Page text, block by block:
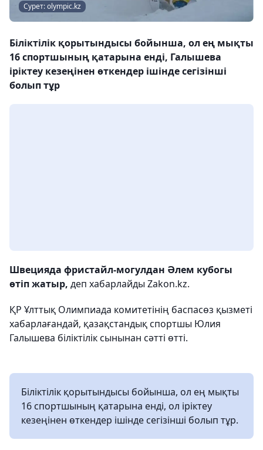
Сурет: olympic.kz
Біліктілік қорытындысы бойынша, ол ең мықты
16 спортшының қатарына енді, Галышева
іріктеу кезеңінен өткендер ішінде сегізінші
болып тұр
Швецияда фристайл-могулдан Әлем кубогы
өтіп жатыр, деп хабарлайды Zakon.kz.
ҚР Ұлттық Олимпиада комитетінің баспасөз қызметі
хабарлағандай, қазақстандық спортшы Юлия
Галышева біліктілік сынынан сәтті өтті.
Біліктілік қорытындысы бойынша, ол ең мықты
16 спортшының қатарына енді, ол іріктеу
кезеңінен өткендер ішінде сегізінші болып тұр.